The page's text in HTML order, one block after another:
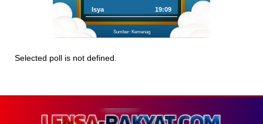
Isya 19:09
Sumber: Kemenag
Selected poll is not defined.